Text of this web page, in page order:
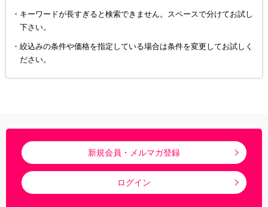
キーワードが長すぎると検索できません。スペースで分けてお試し
下さい。
絞込みの条件や価格を指定している場合は条件を変更してお試しく
ださい。
新規会員・メルマガ登録
ログイン